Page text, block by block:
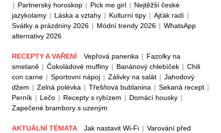
| Partnerský horoskop | Pick me girl | Nejtěžší české
jazykolamy | Láska a vztahy | Kulturní tipy | Ajťák radí |
Svátky a prázdniny 2026 | Módní trendy 2026 | WhatsApp
alternativy 2026
RECEPTY A VAŘENÍ Vepřová panenka | Fazolky na
smetaně | Čokoládové muffiny | Banánový chlebíček | Chili
con carne | Sportovní nápoj | Zálivky na salát | Jahodový
džem | Zelná polévka | Třešňová bublanina | Sekaná recept |
Perník | Lečo | Recepty s rybízem | Domácí housky |
Zapečené brambory s uzeným
AKTUÁLNÍ TÉMATA Jak nastavit Wi-Fi | Varování před